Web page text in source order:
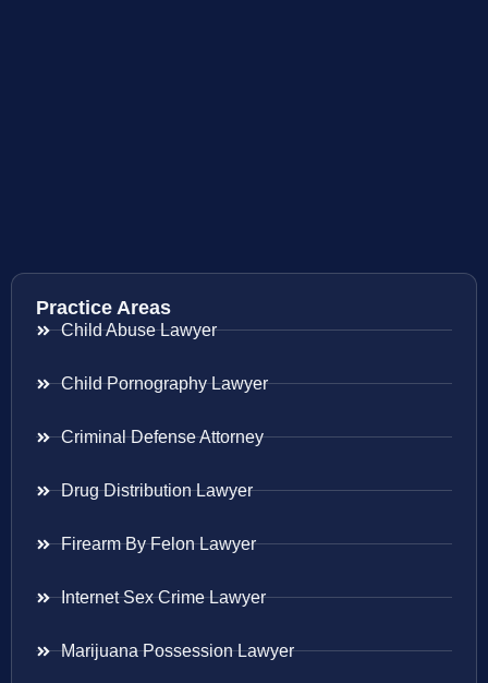
Practice Areas
Child Abuse Lawyer
Child Pornography Lawyer
Criminal Defense Attorney
Drug Distribution Lawyer
Firearm By Felon Lawyer
Internet Sex Crime Lawyer
Marijuana Possession Lawyer